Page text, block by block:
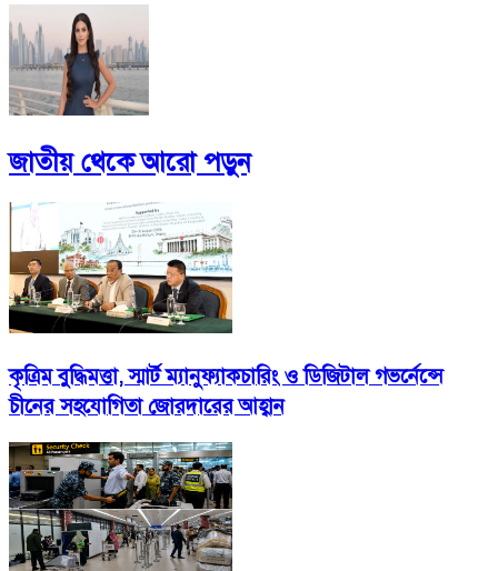
জাতীয়থেকে আরো পড়ুন
কৃত্রিম বুদ্ধিমত্তা, স্মার্ট ম্যানুফ্যাকচারিং ও ডিজিটাল গভর্নেন্সে
চীনের সহযোগিতা জোরদারের আহ্বান